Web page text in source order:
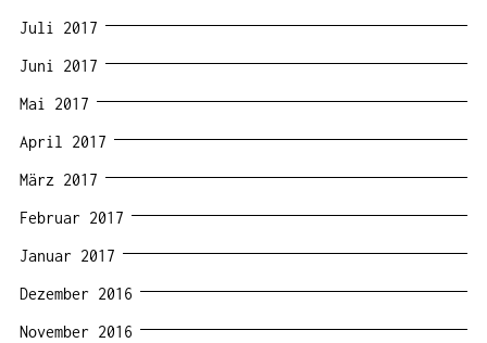
Juli 2017
Juni 2017
Mai 2017
April 2017
März 2017
Februar 2017
Januar 2017
Dezember 2016
November 2016